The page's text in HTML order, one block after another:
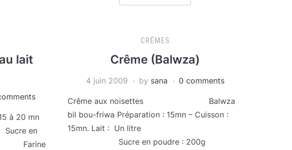
lait
à 20 mn
en
CRÊMES
Crême (Balwza)
4 juin 2009 by sana 0 comments
Crême aux noisettes Balwza
bil bou-friwa Préparation : 15mn – Cuisson :
15mn. Lait : Un litre
Sucre en poudre : 200g